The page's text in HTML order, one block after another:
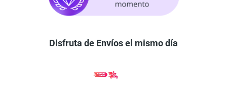
Disfruta de Envíos el mismo día